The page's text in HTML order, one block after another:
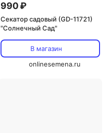
990 ₽
Секатор садовый (GD-11721)
"Солнечный Сад"
В магазин
onlinesemena.ru